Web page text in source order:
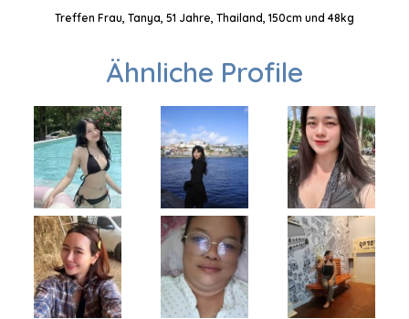
Treffen Frau, Tanya, 51 Jahre, Thailand, 150cm und 48kg
Ähnliche Profile